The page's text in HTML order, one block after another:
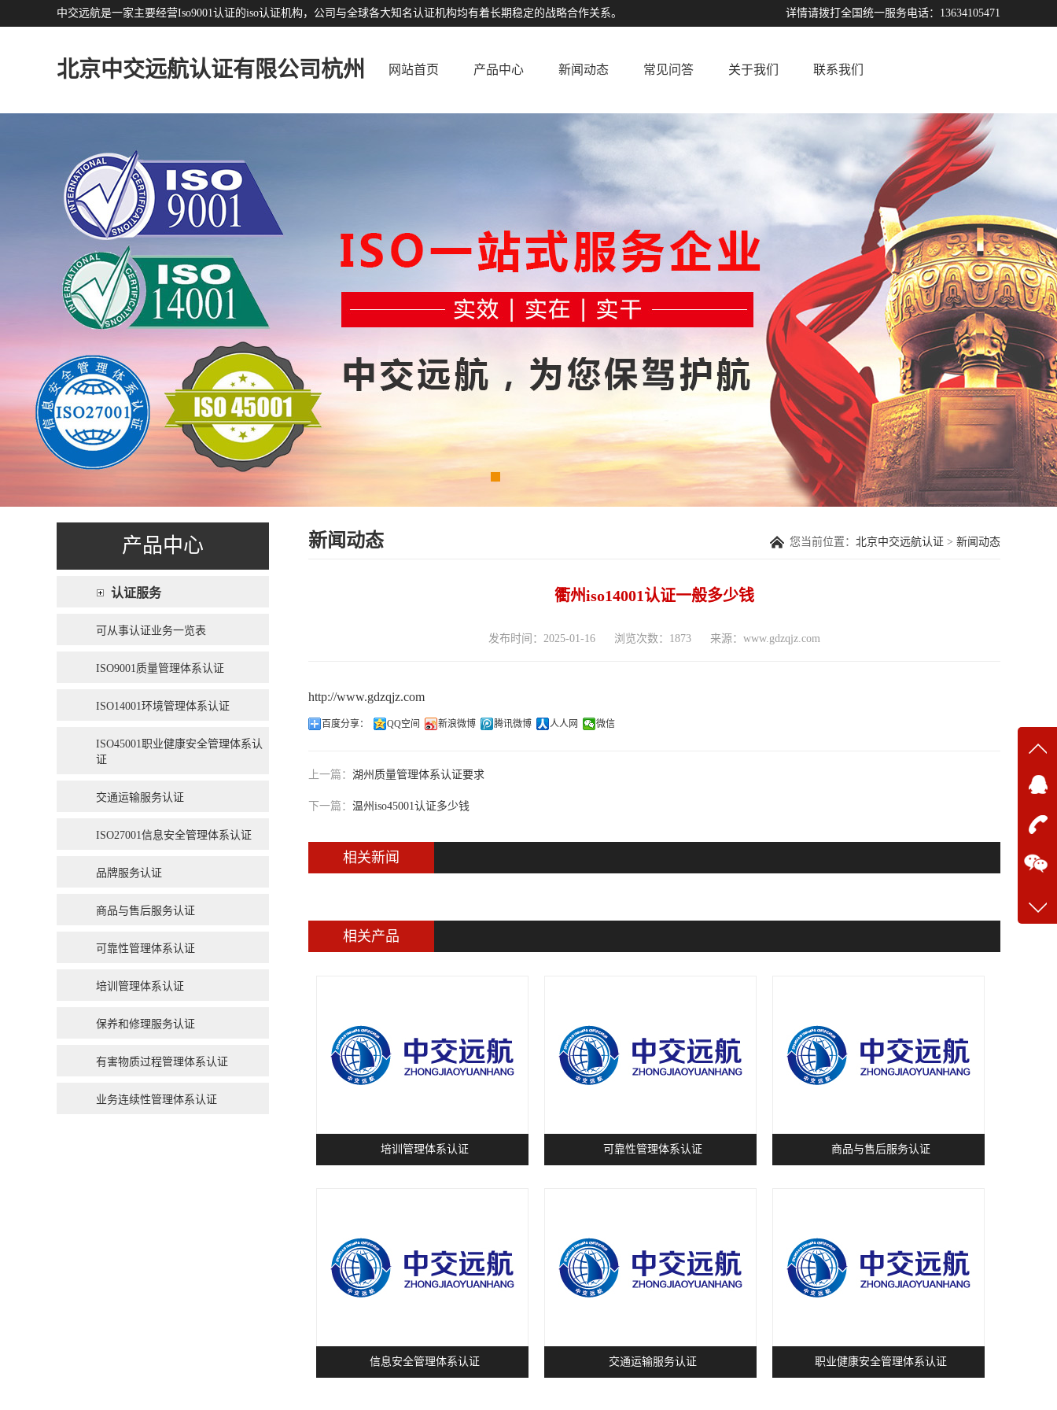
中交远航是一家主要经营Iso9001认证的iso认证机构，公司与全球各大知名认证机构均有着长期稳定的战略合作关系。 详情请拨打全国统一服务电话：13634105471
北京中交远航认证有限公司杭州
分公司
网站首页 产品中心 新闻动态 常见问答 关于我们 联系我们
产品中心
认证服务
可从事认证业务一览表
ISO9001质量管理体系认证
ISO14001环境管理体系认证
ISO45001职业健康安全管理体系认
证
交通运输服务认证
ISO27001信息安全管理体系认证
品牌服务认证
商品与售后服务认证
可靠性管理体系认证
培训管理体系认证
保养和修理服务认证
有害物质过程管理体系认证
业务连续性管理体系认证
新闻动态 您当前位置： 北京中交远航认证 > 新闻动态
衢州iso14001认证一般多少钱
发布时间：2025-01-16 浏览次数：1873 来源：www.gdzqjz.com
http://www.gdzqjz.com
百度分享： QQ空间 新浪微博 腾讯微博 人人网 微信
上一篇： 湖州质量管理体系认证要求
下一篇： 温州iso45001认证多少钱
相关新闻
相关产品
培训管理体系认证 可靠性管理体系认证 商品与售后服务认证
信息安全管理体系认证 交通运输服务认证 职业健康安全管理体系认证
在线
在
咨询
客服